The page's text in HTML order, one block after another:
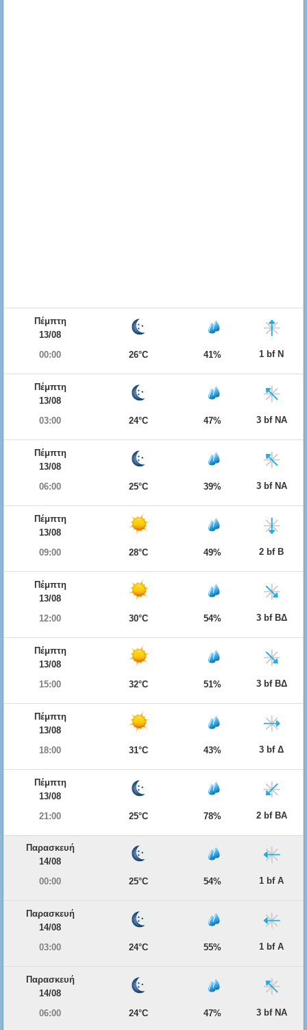
Πέμπτη
13/08
00:00
26°C 41% 1 bf Ν
Πέμπτη
13/08
03:00
24°C 47% 3 bf ΝΑ
Πέμπτη
13/08
06:00
25°C 39% 3 bf ΝΑ
Πέμπτη
13/08
09:00
28°C 49% 2 bf Β
Πέμπτη
13/08
12:00
30°C 54% 3 bf ΒΔ
Πέμπτη
13/08
15:00
32°C 51% 3 bf ΒΔ
Πέμπτη
13/08
18:00
31°C 43% 3 bf Δ
Πέμπτη
13/08
21:00
25°C 78% 2 bf ΒΑ
Παρασκευή
14/08
00:00
25°C 54% 1 bf Α
Παρασκευή
14/08
03:00
24°C 55% 1 bf Α
Παρασκευή
14/08
06:00
24°C 47% 3 bf ΝΑ